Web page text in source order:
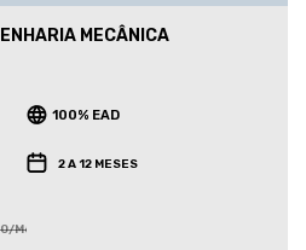
MECÂNICA
100% EAD
2 A 12 MESES
Mês